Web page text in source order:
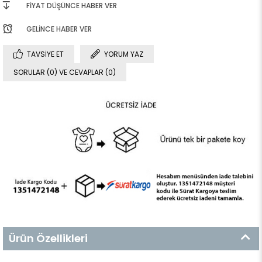
FIYAT DÜŞÜNCE HABER VER
GELINCE HABER VER
TAVSIYE ET
YORUM YAZ
SORULAR (0) VE CEVAPLAR (0)
Ürün Özellikleri